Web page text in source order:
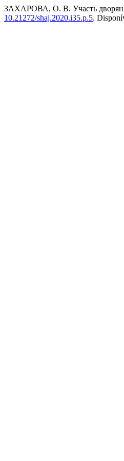
ЗАХАРОВА, О. В. Участь дворян у
10.21272/shaj.2020.i35.p.5.